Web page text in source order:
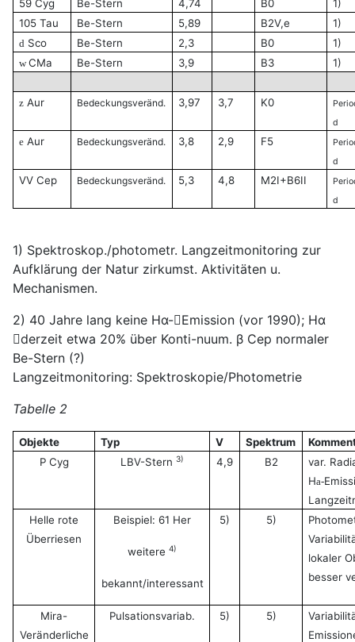
59 Cyg
Be-Stern 4,74 B0
1)
105 Tau
Be-Stern 5,89 B2V,e 1)
d Sco Be-Stern 2,3 B0 1)
wCMa Be-Stern 3,9 B3 1)
z Aur Bedeckungsveränd. 3,97 3,7 K0
d
e Aur Bedeckungsveränd. 3,8 2,9 F5
d
VV Cep Bedeckungsveränd. 5,3 4,8 M2I+B6II
d
1) Spektroskop./photometr. Langzeitmonitoring zur
Aufklärung der Natur zirkumst. Aktivitäten u.
Mechanismen.
2) 40 Jahre lang keine Hα-Emission (vor 1990); Hα
derzeit etwa 20% über Konti-nuum. β Cep normaler
Be-Stern (?)
Langzeitmonitoring: Spektroskopie/Photometrie
Tabelle 2
Objekte Typ V Spektrum
P Cyg
LBV-Stern 3) 4,9 B2
var.
Ha-
Helle rote
Überriesen
Beispiel: 61 Her
weitere 4)
bekannt/interessant
5) 5)
lokaler
besser
Mira-
Veränderliche
Pulsationsvariab. 5) 5)